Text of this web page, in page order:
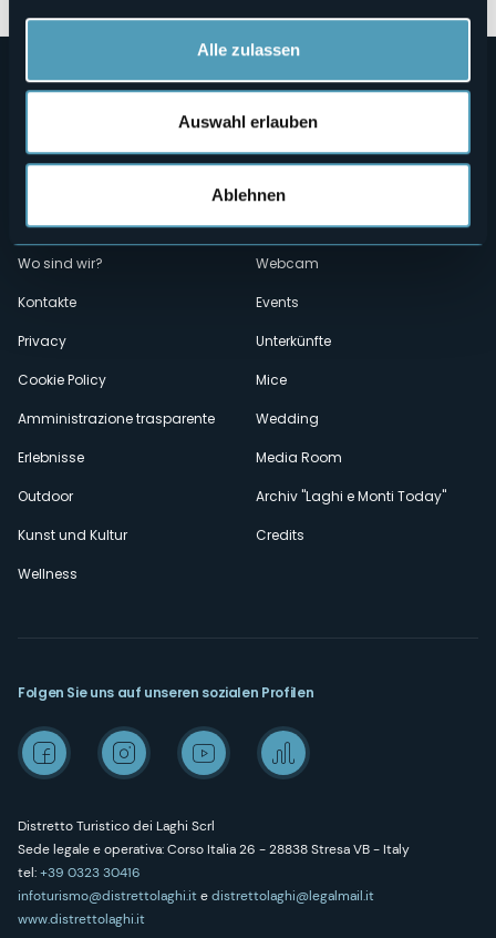
Alle zulassen
Auswahl erlauben
Ablehnen
Menù
secondario
Wer sind wir?
Wo sind wir?
Kontakte
Privacy
Cookie Policy
Amministrazione trasparente
Erlebnisse
Outdoor
Kunst und Kultur
Wellness
Önogastronomie
Webcam
Events
Unterkünfte
Mice
Wedding
Media Room
Archiv "Laghi e Monti Today"
Credits
Distretto Turistico dei Laghi Scrl
Sede legale e operativa: Corso Italia 26 - 28838 Stresa VB - Italy
tel:+39 0323 30416
infoturismo@distrettolaghi.itedistrettolaghi@legalmail.it
www.distrettolaghi.it
Folgen Sie uns auf unseren sozialen Profilen